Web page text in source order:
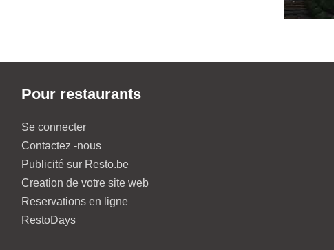
Pour restaurants
Se connecter
Contactez -nous
Publicité sur Resto.be
Creation de votre site web
Reservations en ligne
RestoDays